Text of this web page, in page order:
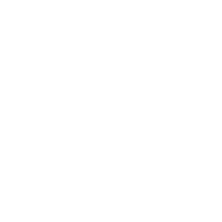
bojovat v jejím interiéru. Gondorské sídlo
sestavit různými způsoby a vytvořit si
více setů a vytvořit ještě
a vyžaduje montáž - doporučujeme
a barevné barvy Citadel.